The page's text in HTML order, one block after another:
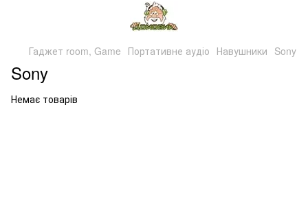
Гаджет room, Game Портативне аудіо Навушники Sony
Sony
Немає товарів